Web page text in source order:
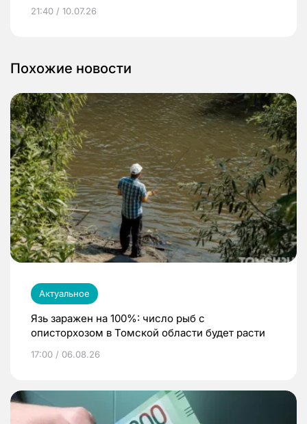
21:40 / 10.07.26
Похожие новости
Актуальное
Язь заражен на 100%: число рыб с
описторхозом в Томской области будет расти
17:00 / 06.08.26